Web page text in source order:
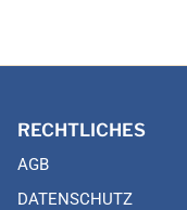
RECHTLICHES
AGB
DATENSCHUTZ